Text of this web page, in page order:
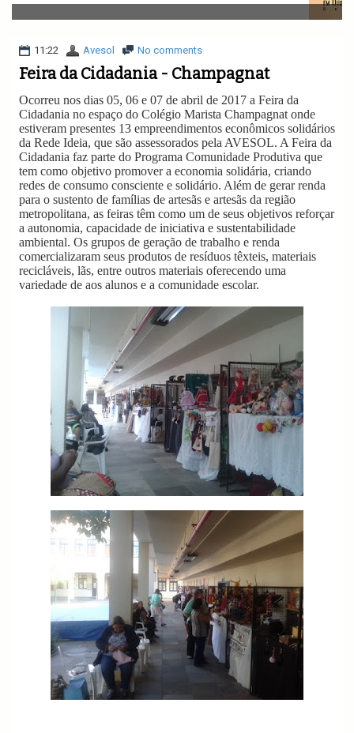
v
i
a
i
n
11:22 Avesol No comments
Feira da Cidadania - Champagnat
Ocorreu nos dias 05, 06 e 07 de abril de 2017 a Feira da
Cidadania no espaço do Colégio Marista Champagnat onde
estiveram presentes 13 empreendimentos econômicos solidários
da Rede Ideia, que são assessorados pela AVESOL. A Feira da
Cidadania faz parte do Programa Comunidade Produtiva que
tem como objetivo promover a economia solidária, criando
redes de consumo consciente e solidário. Além de gerar renda
para o sustento de famílias de artesãs e artesãs da região
metropolitana, as feiras têm como um de seus objetivos reforçar
a autonomia, capacidade de iniciativa e sustentabilidade
ambiental. Os grupos de geração de trabalho e renda
comercializaram seus produtos de resíduos têxteis, materiais
recicláveis, lãs, entre outros materiais oferecendo uma
variedade de aos alunos e a comunidade escolar.